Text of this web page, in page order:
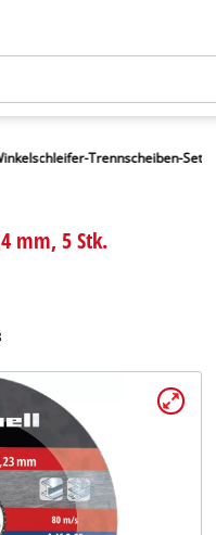
Trennscheiben-Set
mm, 5 Stk.